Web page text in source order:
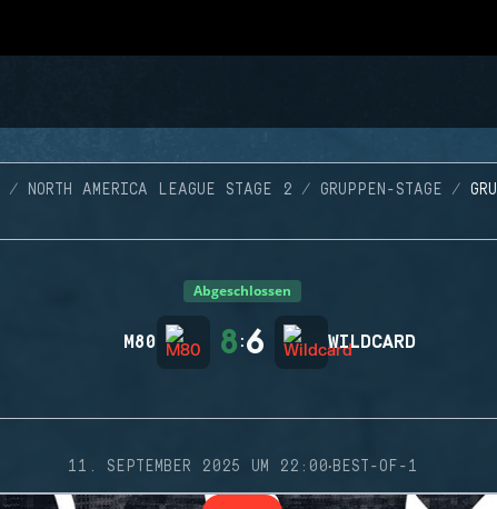
NORTH AMERICA LEAGUE STAGE 2 GRUPPEN-STAGE
Abgeschlossen
M80 8 :6 WILDCARD
11. SEPTEMBER 2025 UM 22:00·BEST-OF-1